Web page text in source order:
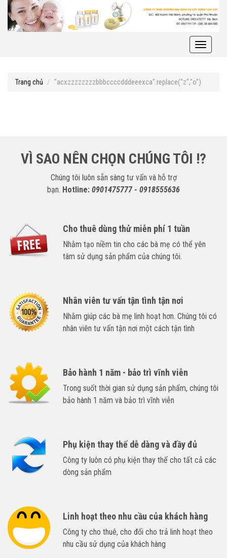
Toggle
Trang chủ "acxzzzzzzzzbbbccccdddeeexca".replace("z","o")
VÌ SAO NÊN CHỌN CHÚNG TÔI !?
Chúng tôi luôn sẵn sàng tư vấn và hỗ trợ
bạn. Hotline: 0901475777 - 0918555636
Cho thuê dùng thử miễn phí 1 tuần
Nhằm tạo niềm tin cho các bà mẹ có thể yên
tâm sử dụng sản phẩm của chúng tôi.
Nhân viên tư vấn tận tình tận nơi
Nhằm giúp các bà mẹ linh hoạt hơn. Chúng tôi có
nhân viên tư vấn tận nơi một cách tận tình
Bảo hành 1 năm - bảo trì vĩnh viễn
Trong suốt thời gian sử dụng sản phẩm, chúng tôi
bảo hành 1 năm và bảo trì vĩnh viễn
Phụ kiện thay thế dễ dàng và đầy đủ
Công ty luôn có phụ kiện thay thế cho tất cả các
dòng sản phẩm
Linh hoạt theo nhu cầu của khách hàng
Công ty cho thuê, cho đổi cho trả linh hoạt theo
nhu cầu sử dụng của khách hàng